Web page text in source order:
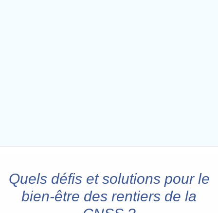
Quels défis et solutions pour le
bien-être des rentiers de la